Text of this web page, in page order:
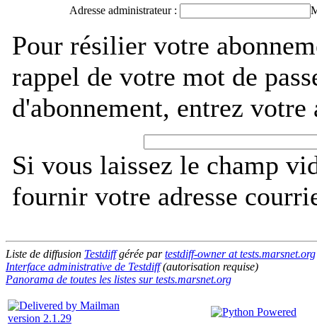
Adresse administrateur :
Pour résilier votre
rappel de votre mot de
d'abonnement, entrez
Si vous laissez le champ
fournir votre adresse
Liste de diffusion Testdiffgérée partestdiff-owner at tests.marsnet.org
Interface administrative de Testdiff(autorisation requise)
Panorama de toutes les listes sur tests.marsnet.org
version 2.1.29